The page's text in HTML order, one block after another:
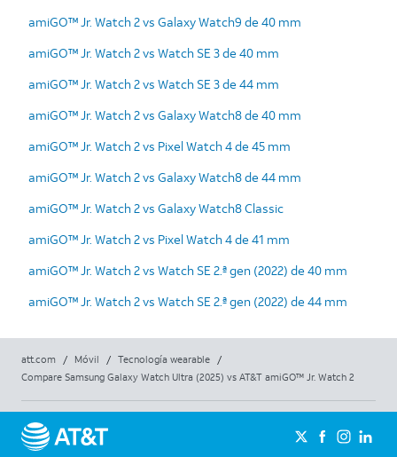
amiGO™ Jr. Watch 2 vs Galaxy Watch9 de 40 mm
amiGO™ Jr. Watch 2 vs Watch SE 3 de 40 mm
amiGO™ Jr. Watch 2 vs Watch SE 3 de 44 mm
amiGO™ Jr. Watch 2 vs Galaxy Watch8 de 40 mm
amiGO™ Jr. Watch 2 vs Pixel Watch 4 de 45 mm
amiGO™ Jr. Watch 2 vs Galaxy Watch8 de 44 mm
amiGO™ Jr. Watch 2 vs Galaxy Watch8 Classic
amiGO™ Jr. Watch 2 vs Pixel Watch 4 de 41 mm
amiGO™ Jr. Watch 2 vs Watch SE 2.ª gen (2022) de 40 mm
amiGO™ Jr. Watch 2 vs Watch SE 2.ª gen (2022) de 44 mm
att.com / Móvil / Tecnología wearable
/
Compare Samsung Galaxy Watch Ultra (2025) vs AT&T amiGO™ Jr. Watch 2